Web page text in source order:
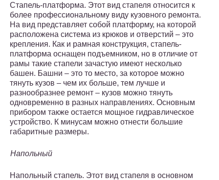
Стапель-платформа. Этот вид стапеля относится к
более профессиональному виду кузовного ремонта.
На вид представляет собой платформу, на которой
расположена система из крюков и отверстий – это
крепления. Как и рамная конструкция, стапель-
платформа оснащен подъемником, но в отличие от
рамы такие стапели зачастую имеют несколько
башен. Башни – это то место, за которое можно
тянуть кузов – чем их больше, тем лучше и
разнообразнее ремонт – кузов можно тянуть
одновременно в разных направлениях. Основным
прибором также остается мощное гидравлическое
устройство. К минусам можно отнести большие
габаритные размеры.
Напольный
Напольный стапель. Этот вид стапеля в основном